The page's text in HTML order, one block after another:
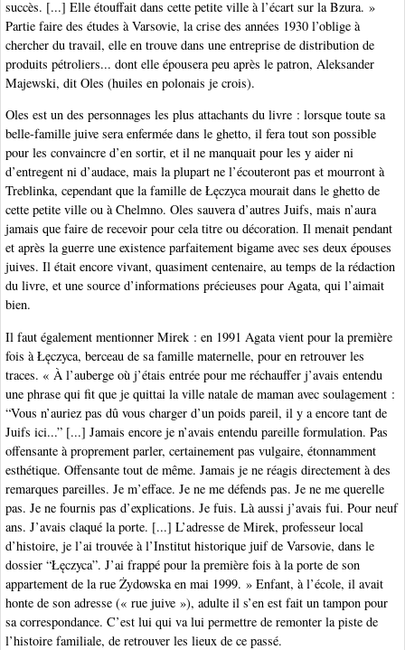
succès. [...] Elle étouffait dans cette petite ville à l’écart sur la Bzura. »
Partie faire des études à Varsovie, la crise des années 1930 l’oblige à
chercher du travail, elle en trouve dans une entreprise de distribution de
produits pétroliers... dont elle épousera peu après le patron, Aleksander
Majewski, dit Oles (huiles en polonais je crois).
Oles est un des personnages les plus attachants du livre : lorsque toute sa
belle-famille juive sera enfermée dans le ghetto, il fera tout son possible
pour les convaincre d’en sortir, et il ne manquait pour les y aider ni
d’entregent ni d’audace, mais la plupart ne l’écouteront pas et mourront à
Treblinka, cependant que la famille de Łęczyca mourait dans le ghetto de
cette petite ville ou à Chelmno. Oles sauvera d’autres Juifs, mais n’aura
jamais que faire de recevoir pour cela titre ou décoration. Il menait pendant
et après la guerre une existence parfaitement bigame avec ses deux épouses
juives. Il était encore vivant, quasiment centenaire, au temps de la rédaction
du livre, et une source d’informations précieuses pour Agata, qui l’aimait
bien.
Il faut également mentionner Mirek : en 1991 Agata vient pour la première
fois à Łęczyca, berceau de sa famille maternelle, pour en retrouver les
traces. « À l’auberge où j’étais entrée pour me réchauffer j’avais entendu
une phrase qui fit que je quittai la ville natale de maman avec soulagement :
“Vous n’auriez pas dû vous charger d’un poids pareil, il y a encore tant de
Juifs ici...” [...] Jamais encore je n’avais entendu pareille formulation. Pas
offensante à proprement parler, certainement pas vulgaire, étonnamment
esthétique. Offensante tout de même. Jamais je ne réagis directement à des
remarques pareilles. Je m’efface. Je ne me défends pas. Je ne me querelle
pas. Je ne fournis pas d’explications. Je fuis. Là aussi j’avais fui. Pour neuf
ans. J’avais claqué la porte. [...] L’adresse de Mirek, professeur local
d’histoire, je l’ai trouvée à l’Institut historique juif de Varsovie, dans le
dossier “Łęczyca”. J’ai frappé pour la première fois à la porte de son
appartement de la rue Żydowska en mai 1999. » Enfant, à l’école, il avait
honte de son adresse (« rue juive »), adulte il s’en est fait un tampon pour
sa correspondance. C’est lui qui va lui permettre de remonter la piste de
l’histoire familiale, de retrouver les lieux de ce passé.